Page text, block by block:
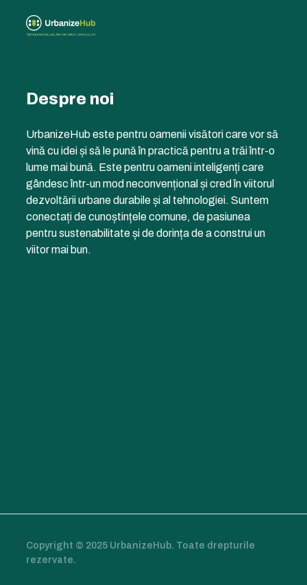
Despre noi
UrbanizeHub este pentru oamenii visători care vor să
vină cu idei și să le pună în practică pentru a trăi într-o
lume mai bună. Este pentru oameni inteligenți care
gândesc într-un mod neconvențional și cred în viitorul
dezvoltării urbane durabile și al tehnologiei. Suntem
conectați de cunoștințele comune, de pasiunea
pentru sustenabilitate și de dorința de a construi un
viitor mai bun.
Copyright © 2025 UrbanizeHub. Toate drepturile
rezervate.